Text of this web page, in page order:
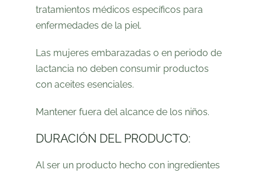
tratamientos médicos específicos para
enfermedades de la piel.
Las mujeres embarazadas o en periodo de
lactancia no deben consumir productos
con aceites esenciales.
Mantener fuera del alcance de los niños.
DURACIÓN DEL PRODUCTO:
Al ser un producto hecho con ingredientes